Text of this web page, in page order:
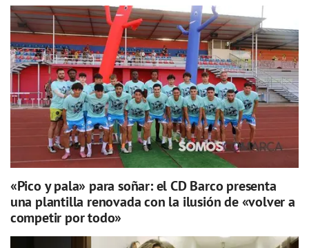
«Pico y pala» para soñar: el CD Barco presenta
una plantilla renovada con la ilusión de «volver a
competir por todo»